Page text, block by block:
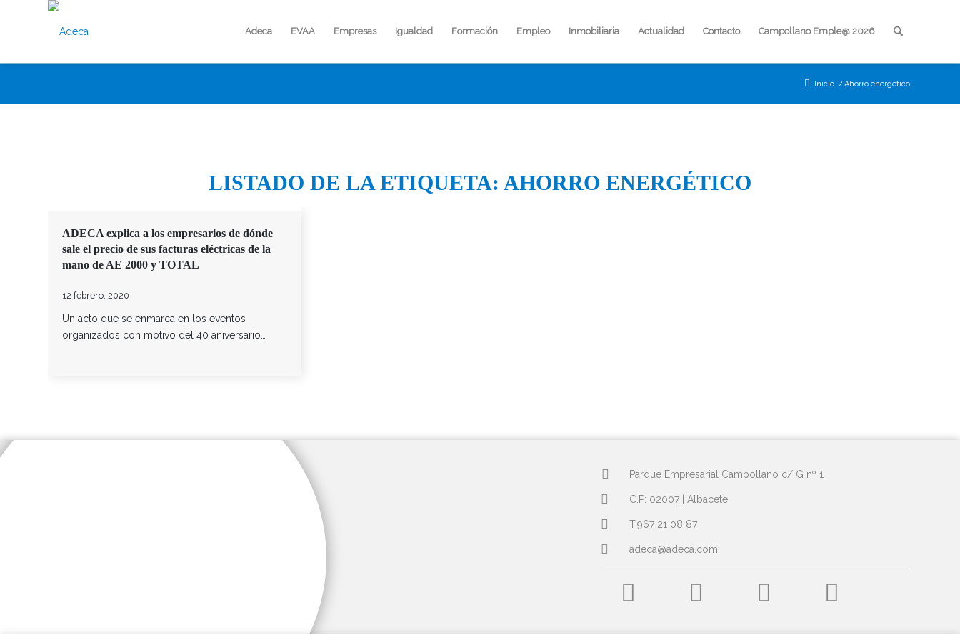
Adeca EVAA Empresas Igualdad Formación Empleo Inmobiliaria Actualidad Contacto Campollano Emple@ 2026
Inicio / Ahorro energético
LISTADO DE LA ETIQUETA: AHORRO ENERGÉTICO
ADECA explica a los empresarios de dónde
sale el precio de sus facturas eléctricas de la
mano de AE 2000 y TOTAL
12 febrero, 2020
Un acto que se enmarca en los eventos
organizados con motivo del 40 aniversario…
Parque Empresarial Campollano c/ G nº 1
C.P: 02007 | Albacete
T.967 21 08 87
adeca@adeca.com